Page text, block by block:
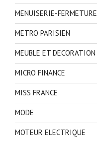
MENUISERIE-FERMETURE
METRO PARISIEN
MEUBLE ET DECORATION
MICRO FINANCE
MISS FRANCE
MODE
MOTEUR ELECTRIQUE